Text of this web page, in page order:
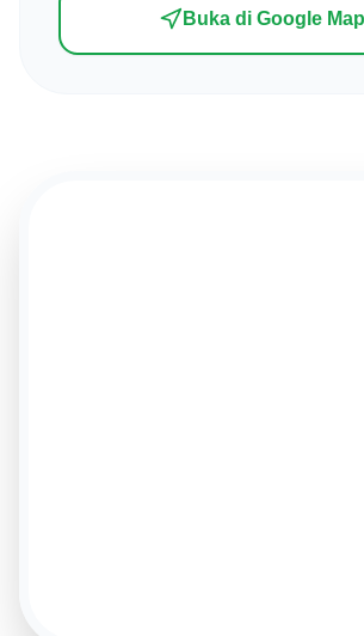
Buka di Google